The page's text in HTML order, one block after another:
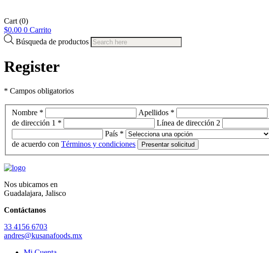
Cart (0)
$0.00 0 Carrito
Búsqueda de productos
Register
* Campos obligatorios
Nombre * Apellidos *
de dirección 1 *
Línea de dirección 2
País *
de acuerdo con Términos y condiciones
Nos ubicamos en
Guadalajara, Jalisco
Contáctanos
33 4156 6703
andres@kusanafoods.mx